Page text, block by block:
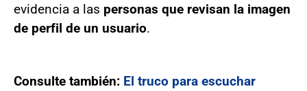
evidencia a las personas que revisan la imagen
de perfil de un usuario.
Consulte también: El truco para escuchar